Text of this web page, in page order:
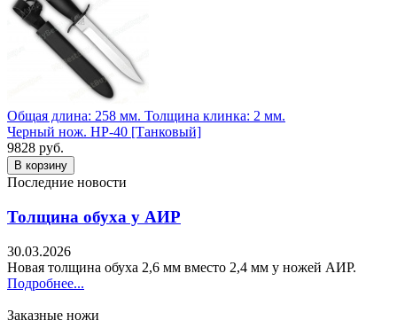
Общая длина: 258 мм. Толщина клинка: 2 мм.
Черный нож. НР-40 [Танковый]
9828 руб.
Последние новости
Толщина обуха у АИР
30.03.2026
Новая толщина обуха 2,6 мм вместо 2,4 мм у ножей АИР.
Подробнее...
Заказные ножи